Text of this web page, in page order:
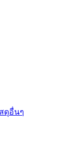
ดุอื่นๆ